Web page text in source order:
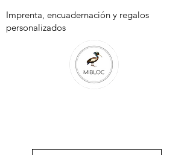
Imprenta, encuadernación y regalos
personalizados